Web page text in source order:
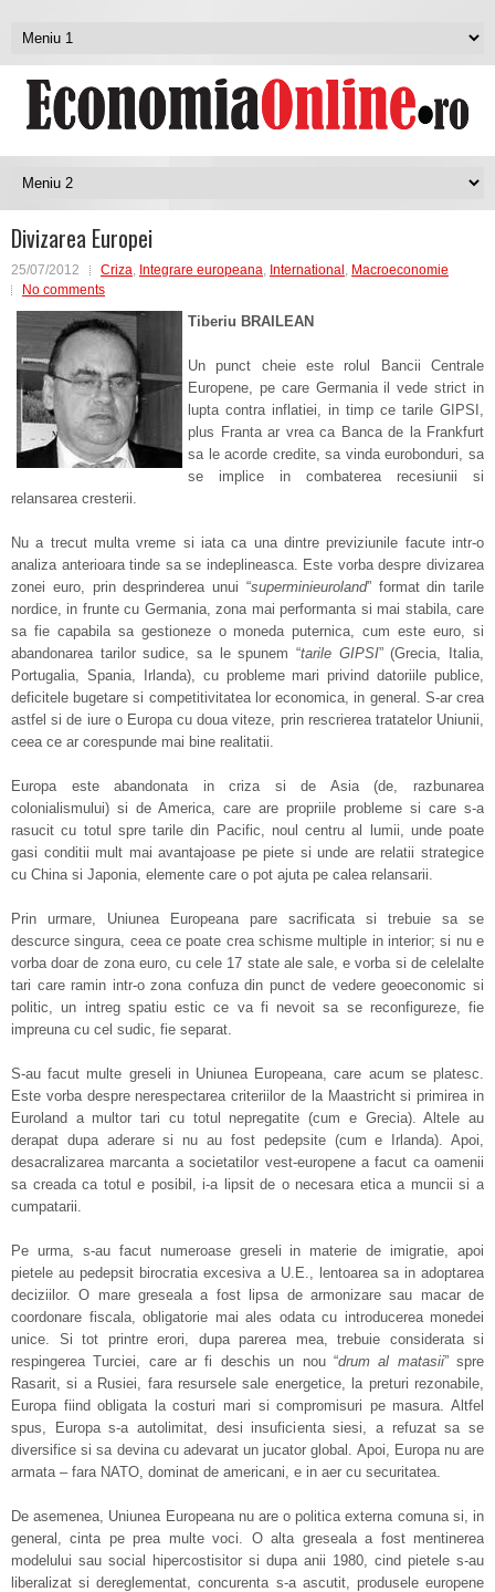
Divizarea Europei
25/07/2012 Criza, Integrare europeana, International , Macroeconomie
No comments
Tiberiu BRAILEAN
Un punct cheie este rolul Bancii Centrale
Europene, pe care Germania il vede strict in
lupta contra inflatiei, in timp ce tarile GIPSI,
plus Franta ar vrea ca Banca de la Frankfurt
sa le acorde credite, sa vinda eurobonduri, sa
se implice in combaterea recesiunii si
relansarea cresterii.
Nu a trecut multa vreme si iata ca una dintre previziunile facute intr-o
analiza anterioara tinde sa se indeplineasca. Este vorba despre divizarea
zonei euro, prin desprinderea unui “superminieuroland” format din tarile
nordice, in frunte cu Germania, zona mai performanta si mai stabila, care
sa fie capabila sa gestioneze o moneda puternica, cum este euro, si
abandonarea tarilor sudice, sa le spunem “tarile GIPSI” (Grecia, Italia,
Portugalia, Spania, Irlanda), cu probleme mari privind datoriile publice,
deficitele bugetare si competitivitatea lor economica, in general. S-ar crea
astfel si de iure o Europa cu doua viteze, prin rescrierea tratatelor Uniunii,
ceea ce ar corespunde mai bine realitatii.
Europa este abandonata in criza si de Asia (de, razbunarea
colonialismului) si de America, care are propriile probleme si care s-a
rasucit cu totul spre tarile din Pacific, noul centru al lumii, unde poate
gasi conditii mult mai avantajoase pe piete si unde are relatii strategice
cu China si Japonia, elemente care o pot ajuta pe calea relansarii.
Prin urmare, Uniunea Europeana pare sacrificata si trebuie sa se
descurce singura, ceea ce poate crea schisme multiple in interior; si nu e
vorba doar de zona euro, cu cele 17 state ale sale, e vorba si de celelalte
tari care ramin intr-o zona confuza din punct de vedere geoeconomic si
politic, un intreg spatiu estic ce va fi nevoit sa se reconfigureze, fie
impreuna cu cel sudic, fie separat.
S-au facut multe greseli in Uniunea Europeana, care acum se platesc.
Este vorba despre nerespectarea criteriilor de la Maastricht si primirea in
Euroland a multor tari cu totul nepregatite (cum e Grecia). Altele au
derapat dupa aderare si nu au fost pedepsite (cum e Irlanda). Apoi,
desacralizarea marcanta a societatilor vest-europene a facut ca oamenii
sa creada ca totul e posibil, i-a lipsit de o necesara etica a muncii si a
cumpatarii.
Pe urma, s-au facut numeroase greseli in materie de imigratie, apoi
pietele au pedepsit birocratia excesiva a U.E., lentoarea sa in adoptarea
deciziilor. O mare greseala a fost lipsa de armonizare sau macar de
coordonare fiscala, obligatorie mai ales odata cu introducerea monedei
unice. Si tot printre erori, dupa parerea mea, trebuie considerata si
respingerea Turciei, care ar fi deschis un nou “drum al matasii” spre
Rasarit, si a Rusiei, fara resursele sale energetice, la preturi rezonabile,
Europa fiind obligata la costuri mari si compromisuri pe masura. Altfel
spus, Europa s-a autolimitat, desi insuficienta siesi, a refuzat sa se
diversifice si sa devina cu adevarat un jucator global. Apoi, Europa nu are
armata – fara NATO, dominat de americani, e in aer cu securitatea.
De asemenea, Uniunea Europeana nu are o politica externa comuna si, in
general, cinta pe prea multe voci. O alta greseala a fost mentinerea
modelului sau social hipercostisitor si dupa anii 1980, cind pietele s-au
liberalizat si dereglementat, concurenta s-a ascutit, produsele europene